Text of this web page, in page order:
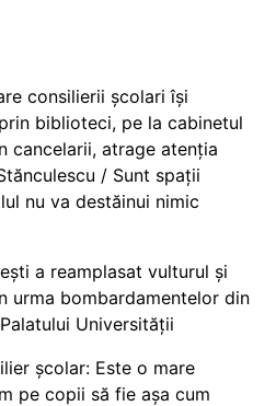
consilierii școlari își
biblioteci, pe la cabinetul
cancelarii, atrage atenția
/ Sunt spații
nu va destăinui nimic
a reamplasat vulturul și
urma bombardamentelor din
Universității
școlar: Este o mare
pe copii să fie așa cum